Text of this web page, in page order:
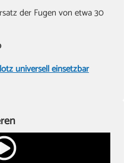
der Fugen von etwa 30
universell einsetzbar